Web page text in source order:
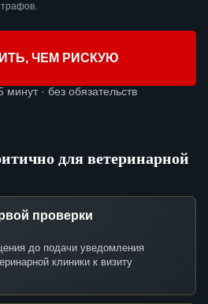
ЧЕМ РИСКУЮ
минут · без обязательств
для ветеринарной
проверки
до подачи уведомления
клиники к визиту